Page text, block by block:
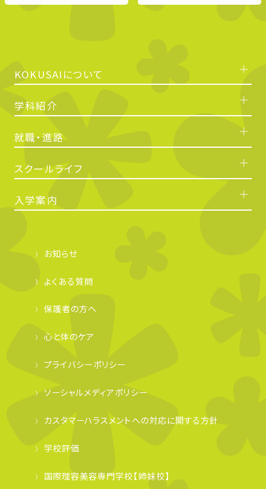
KOKUSAIについて
学科紹介
就職・進路
スクールライフ
入学案内
お知らせ
よくある質問
保護者の方へ
心と体のケア
プライバシーポリシー
ソーシャルメディアポリシー
カスタマーハラスメントへの対応に関する方針
学校評価
国際理容美容専門学校【姉妹校】